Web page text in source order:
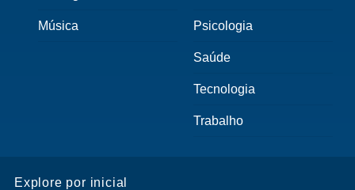
Música Psicologia
Saúde
Tecnologia
Trabalho
Explore por inicial